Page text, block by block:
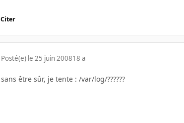
Citer
Posté(e) le 25 juin 200818 a
sans être sûr, je tente : /var/log/??????